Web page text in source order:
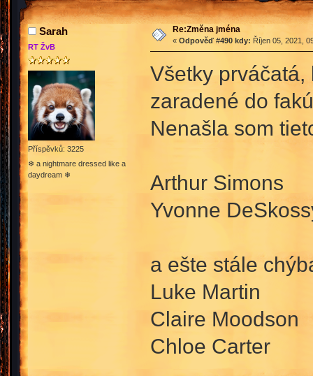
Sarah
RT ŽvB
Příspěvků: 3225
❄ a nightmare dressed like a
daydream ❄
Re:Změna jména
« Odpověď #490 kdy: Říjen 05, 2021,
Všetky
zaradené do
Nenašla som
Arthur Simons
Yvonne
a ešte stále
Luke Martin
Claire Moodson
Chloe Carter